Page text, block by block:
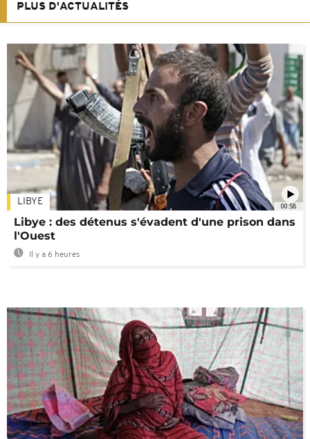
PLUS D'ACTUALITÉS
00:58
LIBYE
Libye : des détenus s'évadent d'une prison dans
l'Ouest
Il y a 6 heures